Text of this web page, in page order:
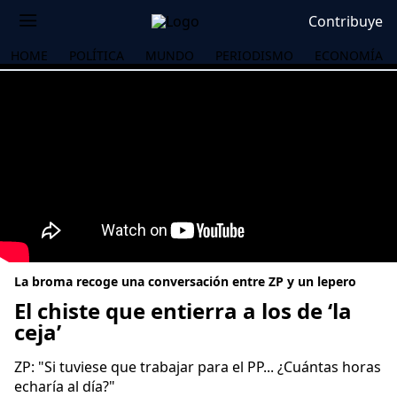
Contribuye
HOME POLÍTICA MUNDO PERIODISMO ECONOMÍA
La broma recoge una conversación entre ZP y un lepero
El chiste que entierra a los de ‘la
ceja’
ZP: "Si tuviese que trabajar para el PP... ¿Cuántas horas
echaría al día?"